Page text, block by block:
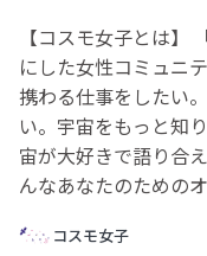
【コスモ女子とは】
にした女性コミュニ
携わる仕事をしたい
い。宇宙をもっと知
宙が大好きで語り合
んなあなたのための
コスモ女子